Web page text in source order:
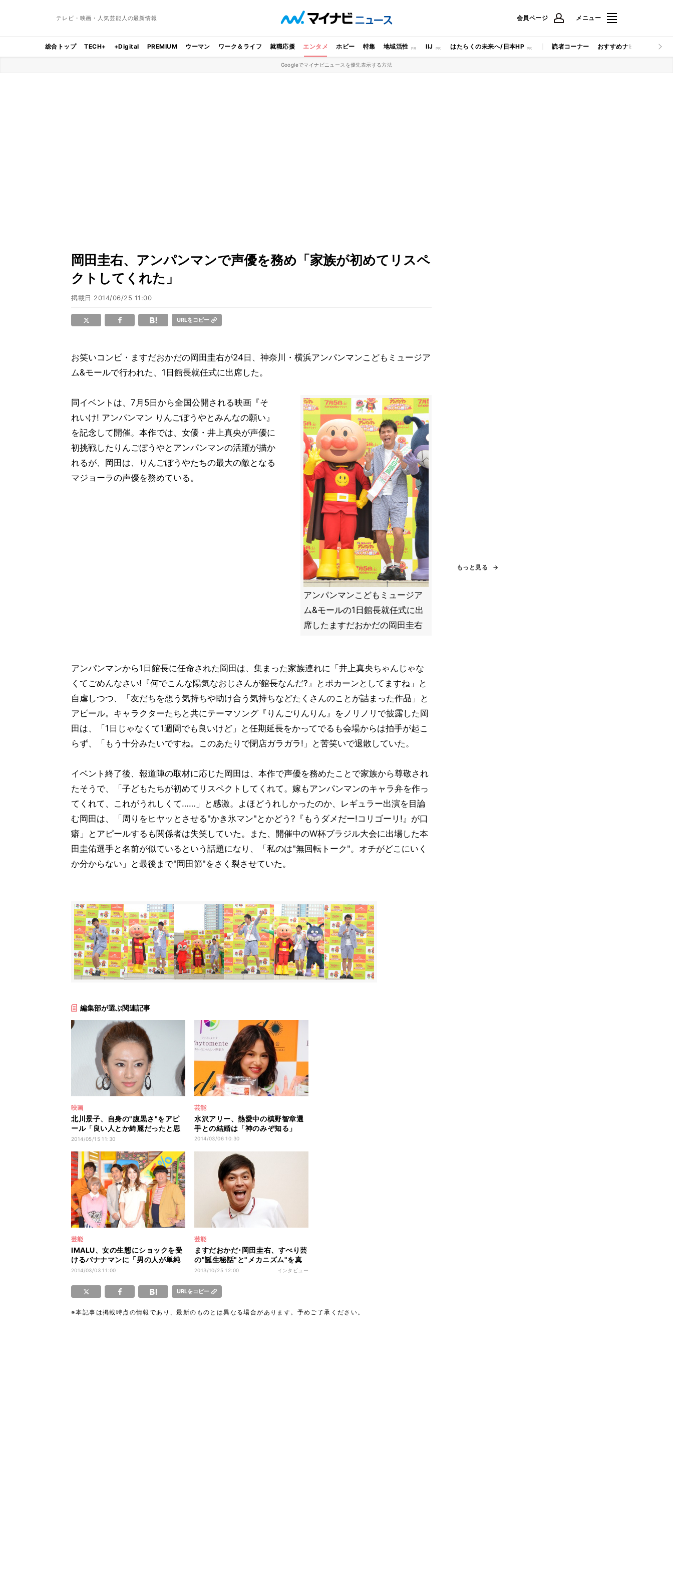
テレビ・映画・人気芸能人の最新情報 会員ページ メニュー
総合トップ TECH+ +Digital PREMIUM ウーマン ワーク＆ライフ 就職応援 エンタメ ホビー 特集 地域活性 IIJ はたらくの未来へ/日本HP 読者コーナー おすすめナビ マイナビ
Googleでマイナビニュースを優先表示する方法
岡田圭右、アンパンマンで声優を務め「家族が初めてリスペ
クトしてくれた」
掲載日 2014/06/25 11:00
URLをコピー
お笑いコンビ・ますだおかだの岡田圭右が24日、神奈川・横浜アンパンマンこどもミュージア
ム&モールで行われた、1日館長就任式に出席した。
アンパンマンこどもミュージア
ム&モールの1日館長就任式に出
席したますだおかだの岡田圭右
同イベントは、7月5日から全国公開される映画『そ
れいけ! アンパンマン りんごぼうやとみんなの願い』
を記念して開催。本作では、女優・井上真央が声優に
初挑戦したりんごぼうやとアンパンマンの活躍が描か
れるが、岡田は、りんごぼうやたちの最大の敵となる
マジョーラの声優を務めている。
アンパンマンから1日館長に任命された岡田は、集まった家族連れに「井上真央ちゃんじゃな
くてごめんなさい!『何でこんな陽気なおじさんが館長なんだ?』とポカーンとしてますね」と
自虐しつつ、「友だちを想う気持ちや助け合う気持ちなどたくさんのことが詰まった作品」と
アピール。キャラクターたちと共にテーマソング『りんごりんりん』をノリノリで披露した岡
田は、「1日じゃなくて1週間でも良いけど」と任期延長をかってでるも会場からは拍手が起こ
らず、「もう十分みたいですね。このあたりで閉店ガラガラ!」と苦笑いで退散していた。
イベント終了後、報道陣の取材に応じた岡田は、本作で声優を務めたことで家族から尊敬され
たそうで、「子どもたちが初めてリスペクトしてくれて。嫁もアンパンマンのキャラ弁を作っ
てくれて、これがうれしくて……」と感激。よほどうれしかったのか、レギュラー出演を目論
む岡田は、「周りをヒヤッとさせる"かき氷マン"とかどう?『もうダメだー!コリゴーリ!』が口
癖」とアピールするも関係者は失笑していた。また、開催中のW杯ブラジル大会に出場した本
田圭佑選手と名前が似ているという話題になり、「私のは"無回転トーク"。オチがどこにいく
か分からない」と最後まで"岡田節"をさく裂させていた。
編集部が選ぶ関連記事
映画
北川景子、自身の"腹黒さ"をアピ
ール「良い人とか綺麗だったと思
われたい」
2014/05/15 11:30
芸能
水沢アリー、熱愛中の槙野智章選
手との結婚は「神のみぞ知る」
2014/03/06 10:30
芸能
IMALU、女の生態にショックを受
けるバナナマンに「男の人が単純
なだけ」
2014/03/03 11:00
芸能
ますだおかだ･岡田圭右、すべり芸
の"誕生秘話"と"メカニズム"を真
面目に解説「温かい目にするため
2013/10/25 12:00 インタビュー
URLをコピー
※本記事は掲載時点の情報であり、最新のものとは異なる場合があります。予めご了承ください。
もっと見る